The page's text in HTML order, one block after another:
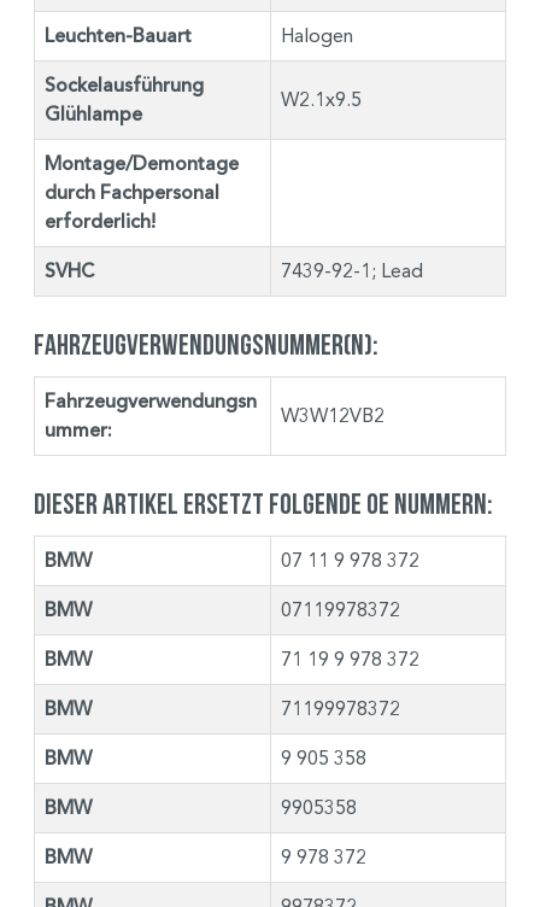
Leuchten-Bauart Halogen
Sockelausführung
Glühlampe
W2.1x9.5
Montage/Demontage
durch Fachpersonal
erforderlich!
SVHC 7439-92-1; Lead
Fahrzeugverwendungsnummer(n):
Fahrzeugverwendungsn
ummer:
W3W12VB2
Dieser Artikel ersetzt folgende OE Nummern:
BMW 07 11 9 978 372
BMW 07119978372
BMW 71 19 9 978 372
BMW 71199978372
BMW 9 905 358
BMW 9905358
BMW 9 978 372